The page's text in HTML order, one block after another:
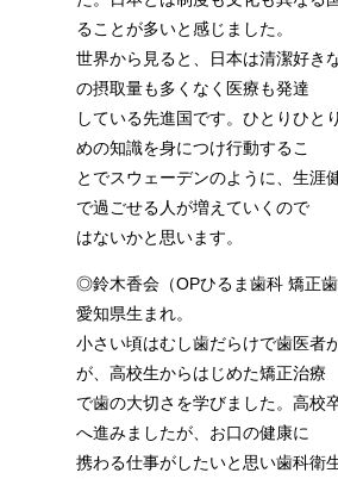
ることが多いと感じました。
世界から見ると、日本は清潔好き
の摂取量も多くなく医療も発達
している先進国です。ひとりひと
めの知識を身につけ行動するこ
とでスウェーデンのように、生涯
で過ごせる人が増えていくので
はないかと思います。
◎鈴木香会（OPひるま歯科 矯正歯
愛知県生まれ。
小さい頃はむし歯だらけで歯医者
が、高校生からはじめた矯正治療
で歯の大切さを学びました。高校
へ進みましたが、お口の健康に
携わる仕事がしたいと思い歯科衛